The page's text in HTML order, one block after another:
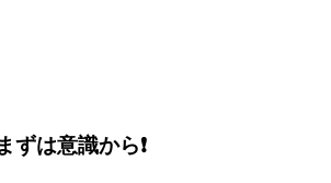
ずは意識から❗